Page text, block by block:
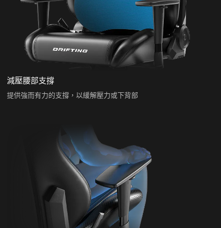
減壓腰部支撐
提供強而有力的支撐，以緩解壓力或下背部